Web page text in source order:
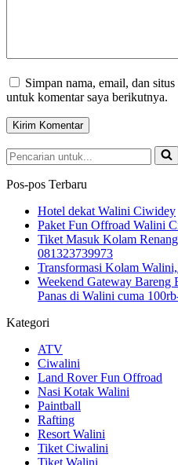
Simpan nama, email, dan
untuk komentar saya berikutnya.
Pencarian
untuk...
Pos-pos Terbaru
Hotel dekat Walini Ciwidey
Paket Fun Offroad Walini
Tiket Masuk Kolam
081323739973
Transformasi Kolam
Weekend Gateway
Panas di Walini cuma
Kategori
ATV
Ciwalini
Land Rover Fun Offroad
Nasi Kotak Walini
Paintball
Rafting
Resort Walini
Tiket Ciwalini
Tiket Walini